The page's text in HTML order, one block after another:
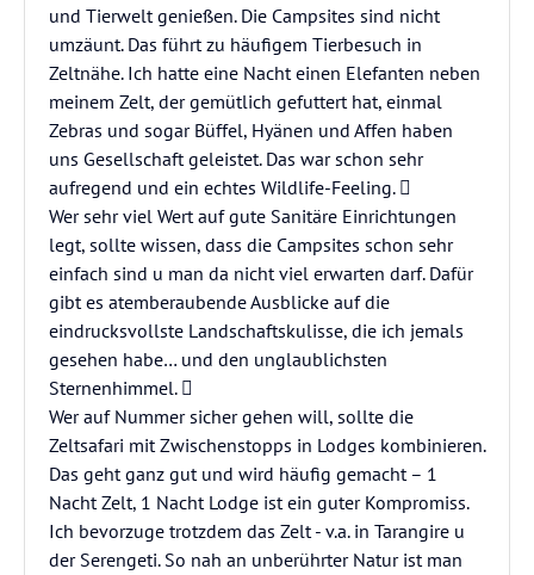
und Tierwelt genießen. Die Campsites sind nicht
umzäunt. Das führt zu häufigem Tierbesuch in
Zeltnähe. Ich hatte eine Nacht einen Elefanten neben
meinem Zelt, der gemütlich gefuttert hat, einmal
Zebras und sogar Büffel, Hyänen und Affen haben
uns Gesellschaft geleistet. Das war schon sehr
aufregend und ein echtes Wildlife-Feeling. 
Wer sehr viel Wert auf gute Sanitäre Einrichtungen
legt, sollte wissen, dass die Campsites schon sehr
einfach sind u man da nicht viel erwarten darf. Dafür
gibt es atemberaubende Ausblicke auf die
eindrucksvollste Landschaftskulisse, die ich jemals
gesehen habe… und den unglaublichsten
Sternenhimmel. 
Wer auf Nummer sicher gehen will, sollte die
Zeltsafari mit Zwischenstopps in Lodges kombinieren.
Das geht ganz gut und wird häufig gemacht – 1
Nacht Zelt, 1 Nacht Lodge ist ein guter Kompromiss.
Ich bevorzuge trotzdem das Zelt - v.a. in Tarangire u
der Serengeti. So nah an unberührter Natur ist man